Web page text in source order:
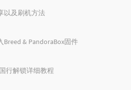
评
论
以及刷机方法
& PandoraBox固件
行解锁详细教程